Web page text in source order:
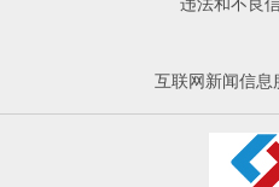
违法和不良
互联网新闻信息